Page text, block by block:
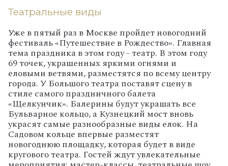
Театральные виды
Уже в пятый раз в Москве пройдет новогодний
фестиваль «Путешествие в Рождество». Главная
тема праздника в этом году - театр. В этом году
69 точек, украшенных яркими огнями и
еловыми ветвями, разместятся по всему центру
города. У Большого театра поставят сцену в
стиле самого праздничного балета
«Щелкунчик». Балерины будут украшать все
Бульварное кольцо, а Кузнецкий мост вновь
украсят самые разнообразные виды елок. На
Садовом кольце впервые разместят
новогоднюю площадку, которая будет в виде
кругового театра. Гостей ждут увлекательные